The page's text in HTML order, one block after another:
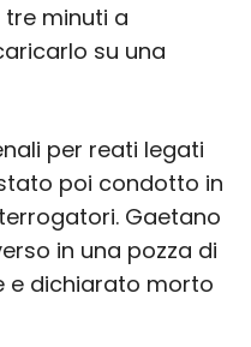
minuti a
su una
per reati legati
poi condotto in
Gaetano
in una pozza di
e dichiarato morto